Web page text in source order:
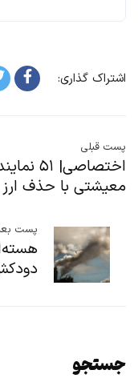
اشتراک گذاری:
پست قبلی
معیشتی با حذف ارز ۲۸۵۰۰ تومانی
پست
جستجو